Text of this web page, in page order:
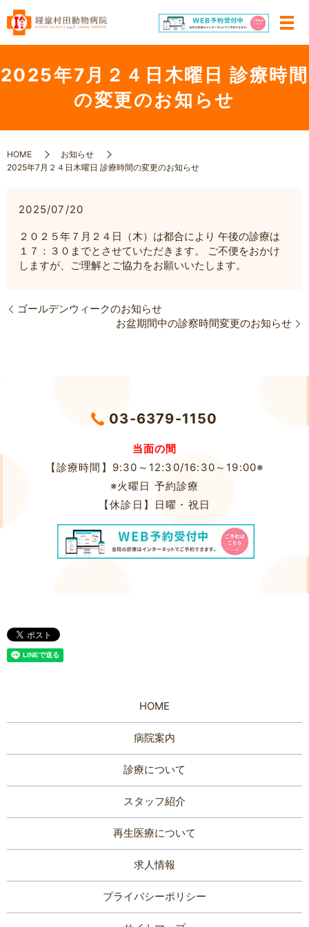
2025年7月２４日木曜日 診療時間
の変更のお知らせ
HOME
お知らせ
2025年7月２４日木曜日 診療時間の変更のお知らせ
2025/07/20
２０２５年７月２４日（木）は都合により 午後の診療は
１７：３０までとさせていただきます。 ご不便をおかけ
しますが、ご理解とご協力をお願いいたします。
ゴールデンウィークのお知らせ
お盆期間中の診察時間変更のお知らせ
03-6379-1150
当面の間
【診療時間】9:30～12:30/16:30～19:00※
※火曜日 予約診療
【休診日】
日曜・祝日
HOME
病院案内
診療について
スタッフ紹介
再生医療について
求人情報
プライバシーポリシー